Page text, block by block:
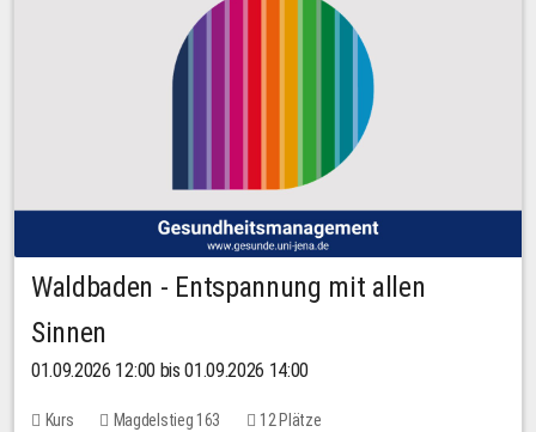
Waldbaden - Entspannung mit allen
Sinnen
01.09.2026 12:00 bis 01.09.2026 14:00
Kurs Magdelstieg 163 12 Plätze